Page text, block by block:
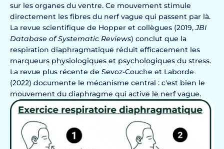
sur les organes du ventre. Ce mouvement stimule
directement les fibres du nerf vague qui passent par là.
La revue scientifique de Hopper et collègues (2019,JBI
Database of Systematic Reviews) conclut que la
respiration diaphragmatique réduit efficacement les
marqueurs physiologiques et psychologiques du stress.
La revue plus récente de Sevoz-Couche et Laborde
(2022) documente le mécanisme central : c'est bien le
mouvement du diaphragme qui active le nerf vague.